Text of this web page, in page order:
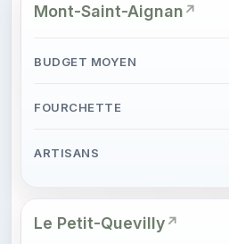
Mont-Saint-Aignan
Le Petit-Quevilly